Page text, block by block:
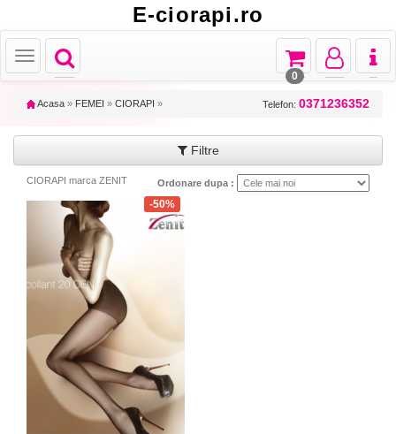
E-ciorapi.ro
Toggle
navigation
Toggle
Toggle
navigation
Toggle
navigation
Toggle
navigation
0
Acasa » FEMEI » CIORAPI » Telefon: 0371236352
Filtre
CIORAPI marca ZENIT Ordonare dupa :
-50%